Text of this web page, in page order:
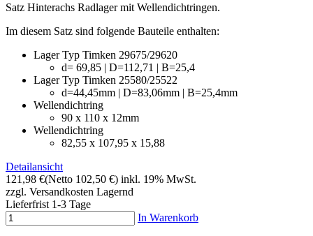
Satz Hinterachs Radlager mit Wellendichtringen.
Im diesem Satz sind folgende Bauteile enthalten:
Lager Typ Timken 29675/29620
d= 69,85 | D=112,71 | B=25,4
Lager Typ Timken 25580/25522
d=44,45mm | D=83,06mm | B=25,4mm
Wellendichtring
90 x 110 x 12mm
Wellendichtring
82,55 x 107,95 x 15,88
Detailansicht
121,98 €(Netto 102,50 €) inkl. 19% MwSt.
zzgl. Versandkosten Lagernd
Lieferfrist 1-3 Tage
In Warenkorb